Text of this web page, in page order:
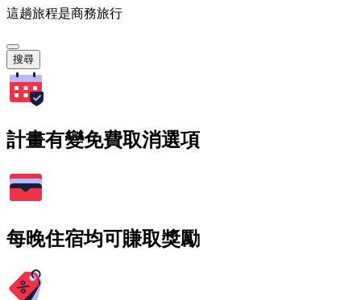
這趟旅程是商務旅行
搜尋
計畫有變免費取消選項
每晚住宿均可賺取獎勵